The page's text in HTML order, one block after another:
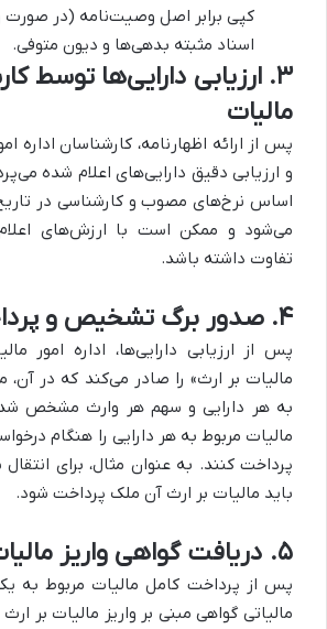
کپی برابر اصل وصیت‌نامه (در صورت
اسناد مثبته بدهی‌ها و دیون متوفی.
۳. ارزیابی دارایی‌ها توسط
مالیات
پس از ارائه اظهارنامه، کارشناسان اداره
و ارزیابی دقیق دارایی‌های اعلام شده
اساس نرخ‌های مصوب و کارشناسی در
می‌شود و ممکن است با ارزش‌های
تفاوت داشته باشد.
۴. صدور برگ تشخیص و پرداخت مالیات
پس از ارزیابی دارایی‌ها، اداره امور
مالیات بر ارث» را صادر می‌کند که در آن،
به هر دارایی و سهم هر وارث مشخص
مالیات مربوط به هر دارایی را هنگام
پرداخت کنند. به عنوان مثال، برای
باید مالیات بر ارث آن ملک پرداخت شود.
۵. دریافت گواهی واریز مالیات بر ارث
پس از پرداخت کامل مالیات مربوط به یک
مالیاتی گواهی مبنی بر واریز مالیات بر